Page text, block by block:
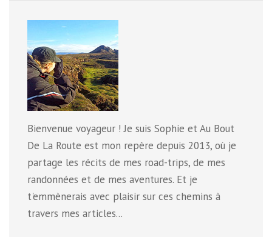
Bienvenue voyageur ! Je suis Sophie et Au Bout
De La Route est mon repère depuis 2013, où je
partage les récits de mes road-trips, de mes
randonnées et de mes aventures. Et je
t'emmènerais avec plaisir sur ces chemins à
travers mes articles...